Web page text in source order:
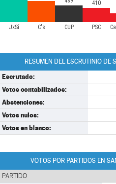
JxSí C's CUP PSC
410
RESUMEN DEL ESCRUTINIO DE
Escrutado:
Votos contabilizados:
Abstenciones:
Votos nulos:
Votos en blanco:
VOTOS POR PARTIDOS EN
PARTIDO